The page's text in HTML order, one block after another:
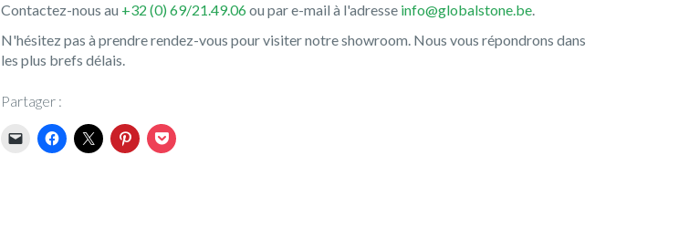
Contactez-nous au +32 (0) 69/21.49.06ou par e-mail à l'adresse info@globalstone.be.
N'hésitez pas à prendre rendez-vous pour visiter notre showroom. Nous vous répondrons dans
les plus brefs délais.
Partager :